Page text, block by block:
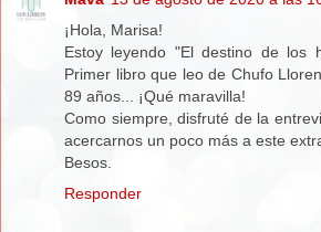
¡Hola, Marisa!
Estoy leyendo "El destino de los
Primer libro que leo de Chufo
89 años... ¡Qué maravilla!
Como siempre, disfruté de la
acercarnos un poco más a este
Besos.
Responder